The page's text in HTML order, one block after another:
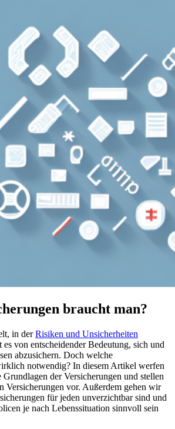
braucht man?
in derRisiken und Unsicherheiten
es von entscheidender Bedeutung, sich und
abzusichern. Doch welche
notwendig? In diesem Artikel werfen
der Versicherungen und stellen
Versicherungen vor. Außerdem gehen wir
für jeden unverzichtbar sind und
je nach Lebenssituation sinnvoll sein